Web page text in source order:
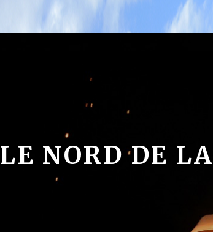
LE NORD DE
6